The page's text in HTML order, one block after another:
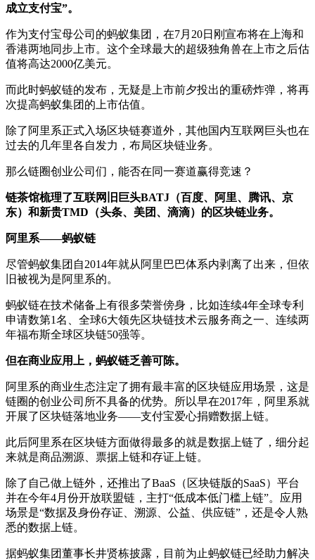
成立支付宝”。
作为支付宝母公司的蚂蚁集团，在7月20日刚宣布将在上海和
香港两地同步上市。这个全球最大的超级独角兽在上市之后估
值将高达2000亿美元。
而此时蚂蚁链的发布，无疑是上市前夕投出的重磅炸弹，将再
次提高蚂蚁集团的上市估值。
除了阿里系正式入场区块链赛道外，其他国内互联网巨头也在
过去的几年里各自发力，布局区块链业务。
那么链圈创业公司们，能否在同一赛道赢得竞速？
链茶馆梳理了互联网旧巨头BATJ（百度、阿里、腾讯、京
东）和新贵TMD（头条、美团、滴滴）的区块链业务。
阿里系——蚂蚁链
尽管蚂蚁集团自2014年就从阿里巴巴体系内剥离了出来，但依
旧被视为是阿里系的。
蚂蚁链在技术储备上有很多荣誉傍身，比如连续4年全球专利
申请数第1名、全球6大领先区块链技术云服务商之一、连续两
年福布斯全球区块链50强等。
但在商业应用上，蚂蚁链乏善可陈。
阿里系的商业生态注定了拥有最丰富的区块链应用场景，这是
链圈的创业公司所不具备的优势。所以早在2017年，阿里系就
开展了区块链落地业务——支付宝爱心捐赠数据上链。
此后阿里系在区块链方面做得最多的就是数据上链了，细分起
来就是商品溯源、票据上链和存证上链。
除了自己做上链外，还推出了BaaS（区块链版的SaaS）平台
并在今年4月份开放联盟链，主打“低成本低门槛上链”。应用
场景是“数据及身份存证、溯源、公益、供应链”，还是令人熟
悉的数据上链。
据蚂蚁集团董事长井贤栋披露，目前为止蚂蚁链已经助力解决